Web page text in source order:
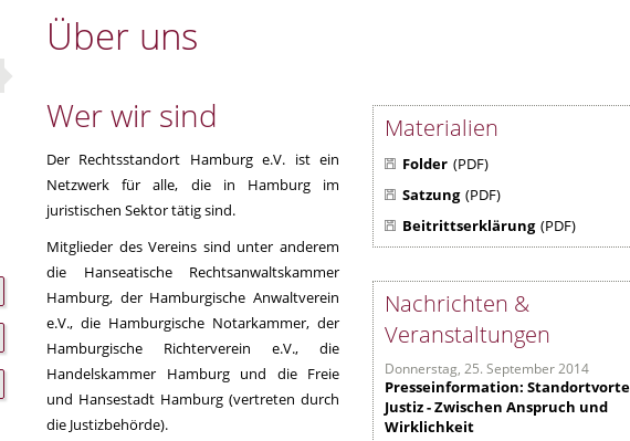
Über uns
Wer wir sind
Der Rechtsstandort Hamburg e.V. ist ein
Netzwerk für alle, die in Hamburg im
juristischen Sektor tätig sind.
Mitglieder des Vereins sind unter anderem
die Hanseatische Rechtsanwaltskammer
Hamburg, der Hamburgische Anwaltverein
e.V., die Hamburgische Notarkammer, der
Hamburgische Richterverein e.V., die
Handelskammer Hamburg und die Freie
und Hansestadt Hamburg (vertreten durch
die Justizbehörde).
Materialien
Folder (PDF)
Satzung (PDF)
Beitrittserklärung (PDF)
Nachrichten &
Veranstaltungen
Donnerstag, 25. September 2014
Presseinformation:
Justiz - Zwischen Anspruch und
Wirklichkeit